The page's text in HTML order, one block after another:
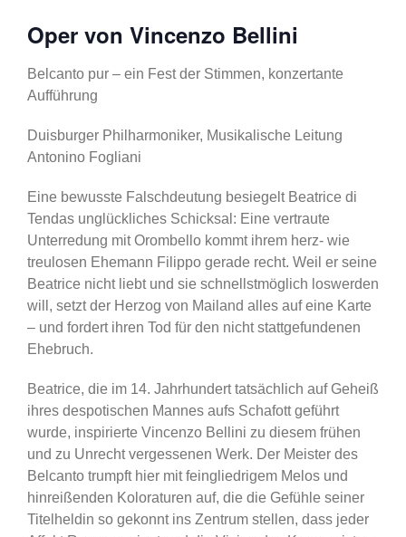
Oper von Vincenzo Bellini
Belcanto pur – ein Fest der Stimmen, konzertante
Aufführung
Duisburger Philharmoniker, Musikalische Leitung
Antonino Fogliani
Eine bewusste Falschdeutung besiegelt Beatrice di
Tendas unglückliches Schicksal: Eine vertraute
Unterredung mit Orombello kommt ihrem herz- wie
treulosen Ehemann Filippo gerade recht. Weil er seine
Beatrice nicht liebt und sie schnellstmöglich loswerden
will, setzt der Herzog von Mailand alles auf eine Karte
– und fordert ihren Tod für den nicht stattgefundenen
Ehebruch.
Beatrice, die im 14. Jahrhundert tatsächlich auf Geheiß
ihres despotischen Mannes aufs Schafott geführt
wurde, inspirierte Vincenzo Bellini zu diesem frühen
und zu Unrecht vergessenen Werk. Der Meister des
Belcanto trumpft hier mit feingliedrigem Melos und
hinreißenden Koloraturen auf, die die Gefühle seiner
Titelheldin so gekonnt ins Zentrum stellen, dass jeder